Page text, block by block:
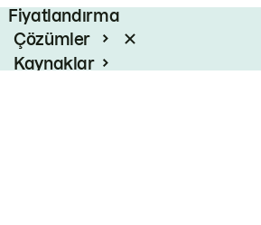
Fiyatlandırma
Çözümler
Kaynaklar